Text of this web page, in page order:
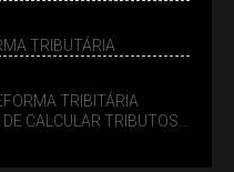
TRIBUTÁRIA
TRIBITÁRIA
CALCULAR TRIBUTOS